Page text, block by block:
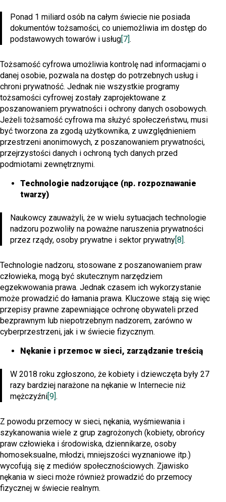
Ponad 1 miliard osób na całym świecie nie posiada
dokumentów tożsamości, co uniemożliwia im dostęp do
podstawowych towarów i usług [7] .
Tożsamość cyfrowa umożliwia kontrolę nad informacjami o
danej osobie, pozwala na dostęp do potrzebnych usług i
chroni prywatność. Jednak nie wszystkie programy
tożsamości cyfrowej zostały zaprojektowane z
poszanowaniem prywatności i ochrony danych osobowych.
Jeżeli tożsamość cyfrowa ma służyć społeczeństwu, musi
być tworzona za zgodą użytkownika, z uwzględnieniem
przestrzeni anonimowych, z poszanowaniem prywatności,
przejrzystości danych i ochroną tych danych przed
podmiotami zewnętrznymi.
Technologie nadzorujące (np. rozpoznawanie
twarzy)
Naukowcy zauważyli, że w wielu sytuacjach technologie
nadzoru pozwoliły na poważne naruszenia prywatności
przez rządy, osoby prywatne i sektor prywatny [8] .
Technologie nadzoru, stosowane z poszanowaniem praw
człowieka, mogą być skutecznym narzędziem
egzekwowania prawa. Jednak czasem ich wykorzystanie
może prowadzić do łamania prawa. Kluczowe stają się więc
przepisy prawne zapewniające ochronę obywateli przed
bezprawnym lub niepotrzebnym nadzorem, zarówno w
cyberprzestrzeni, jak i w świecie fizycznym.
Nękanie i przemoc w sieci, zarządzanie treścią
W 2018 roku zgłoszono, że kobiety i dziewczęta były 27
razy bardziej narażone na nękanie w Internecie niż
mężczyźni [9] .
Z powodu przemocy w sieci, nękania, wyśmiewania i
szykanowania wiele z grup zagrożonych (kobiety, obrońcy
praw człowieka i środowiska, dziennikarze, osoby
homoseksualne, młodzi, mniejszości wyznaniowe itp.)
wycofują się z mediów społecznościowych. Zjawisko
nękania w sieci może również prowadzić do przemocy
fizycznej w świecie realnym.